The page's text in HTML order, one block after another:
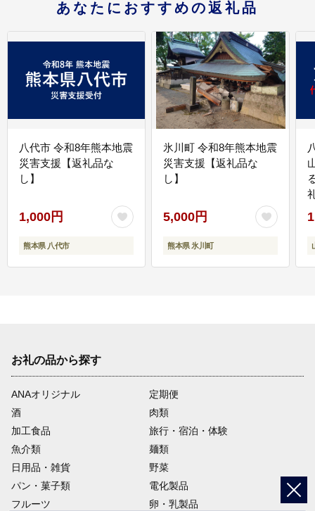
あなたにおすすめの返礼品
八代市 令和8年熊本地震
災害支援【返礼品な
し】
1,000円
熊本県 八代市
氷川町 令和8年熊本地震
災害支援【返礼品な
し】
5,000円
熊本県 氷川町
お礼の品から探す
ANAオリジナル
定期便
酒
肉類
加工食品
旅行・宿泊・体験
魚介類
麺類
日用品・雑貨
野菜
パン・菓子類
電化製品
フルーツ
卵・乳製品